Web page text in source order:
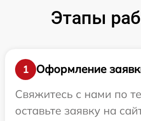
Этапы
1
Оформление
Свяжитесь с нами по
оставьте заявку на